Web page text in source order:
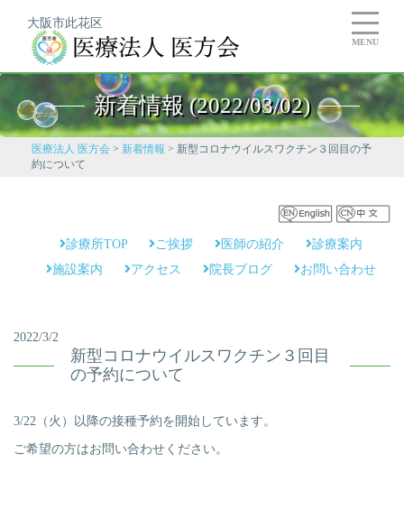
大阪市此花区
MENU
新着情報 (2022/03/02)
医療法人 医方会 > 新着情報 > 新型コロナウイルスワクチン３回目の予
約について
診療所TOP ご挨拶 医師の紹介
診療案内
施設案内
アクセス 院長ブログ お問い合わせ
2022/3/2
新型コロナウイルスワクチン３回目
の予約について
3/22（火）以降の接種予約を開始しています。
ご希望の方はお問い合わせください。